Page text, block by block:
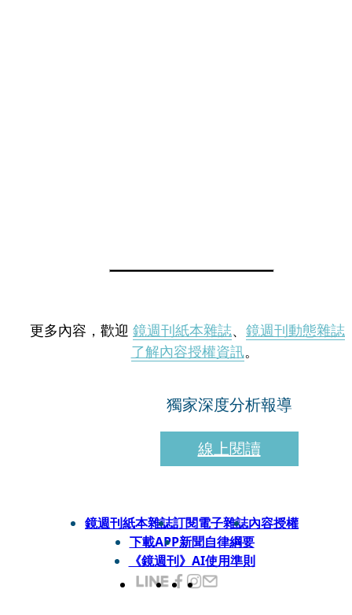
更多內容，歡迎 鏡週刊紙本雜誌、 鏡週刊動態雜誌
了解內容授權資訊。
獨家深度分析報導
線上閱讀
鏡週刊紙本雜誌訂閱電子雜誌內容授權
下載APP新聞自律綱要
《鏡週刊》AI使用準則